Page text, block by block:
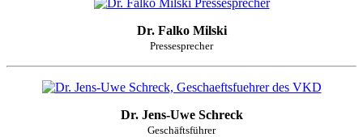
Dr. Falko Milski
Pressesprecher
Dr. Jens-Uwe Schreck
Geschäftsführer